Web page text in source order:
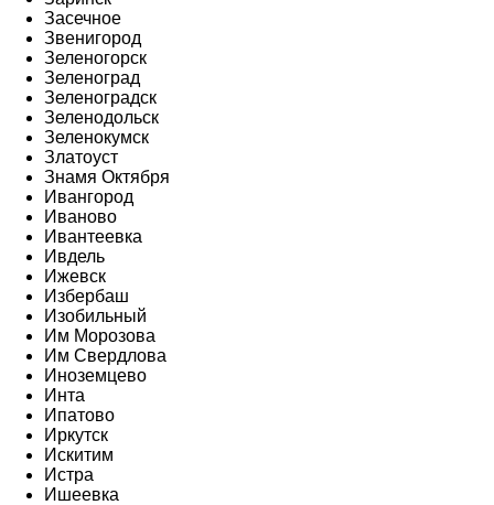
Засечное
Звенигород
Зеленогорск
Зеленоград
Зеленоградск
Зеленодольск
Зеленокумск
Златоуст
Знамя Октября
Ивангород
Иваново
Ивантеевка
Ивдель
Ижевск
Избербаш
Изобильный
Им Морозова
Им Свердлова
Иноземцево
Инта
Ипатово
Иркутск
Искитим
Истра
Ишеевка